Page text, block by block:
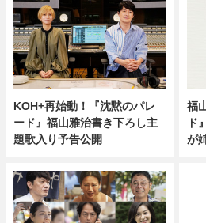
KOH+再始動！『沈黙のパレ
ード』福山雅治書き下ろし主
題歌入り予告公開
福
ド
が